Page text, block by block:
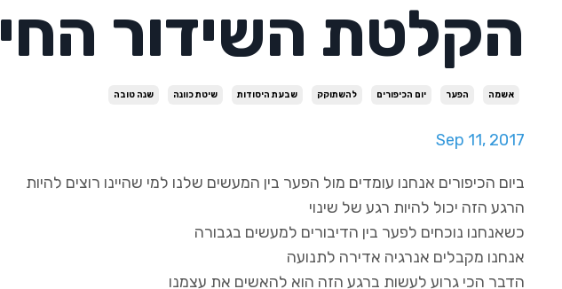
הקלטת השידור החי
אשמה הפער יום הכיפורים להשתוקק שבעת היסודות שיטת כוונה שנה טובה
Sep 11, 2017
ביום הכיפורים אנחנו עומדים מול הפער בין המעשים שלנו למי שהיינו רוצים להיות
הרגע הזה יכול להיות רגע של שינוי
כשאנחנו נוכחים לפער בין הדיבורים למעשים בגבורה
אנחנו מקבלים אנרגיה אדירה לתנועה
הדבר הכי גרוע לעשות ברגע הזה הוא להאשים את עצמנו